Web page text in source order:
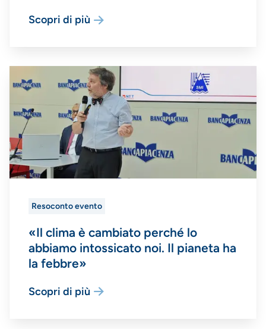
Scopri di più
Resoconto evento
«Il clima è cambiato perché lo
abbiamo intossicato noi. Il pianeta ha
la febbre»
Scopri di più